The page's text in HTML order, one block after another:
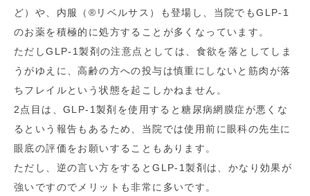
ど）や、内服（®リベルサス）も登場し、当院でもGLP-1
のお薬を積極的に処方することが多くなっています。
ただしGLP-1製剤の注意点としては、食欲を落としてしま
うがゆえに、高齢の方への投与は慎重にしないと筋肉が落
ちフレイルという状態を起こしかねません。
2点目は、GLP-1製剤を使用すると糖尿病網膜症が悪くな
るという報告もあるため、当院では使用前に眼科の先生に
眼底の評価をお願いすることもあります。
ただし、逆の言い方をするとGLP-1製剤は、かなり効果が
強いですのでメリットも非常に多いです。